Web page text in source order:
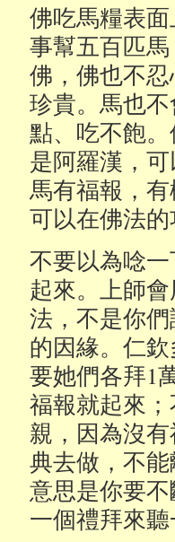
佛吃馬糧表
事幫五百匹
佛，佛也不
珍貴。馬也
點、吃不飽
是阿羅漢，
馬有福報，
可以在佛法
不要以為唸
起來。上師
法，不是你
的因緣。仁
要她們各拜1
福報就起來
親，因為沒
典去做，不
意思是你要
一個禮拜來